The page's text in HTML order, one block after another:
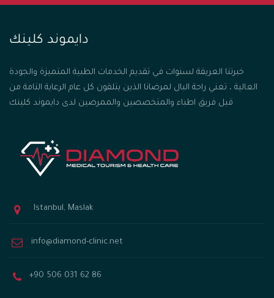
دايموند كلينك
خبرتنا العريقة لسنوات في تقديم الخدمات الطبية المتميزة والجودة
العالية ، تعني راحة البال لمرضانا الذين يتلقون كل عام الرعاية التامة من
قبل فريق اطباء والمتخصصين والممرضين لدى دايموند كلينك
Istanbul, Maslak
info@diamond-clinic.net
+90 506 031 62 86